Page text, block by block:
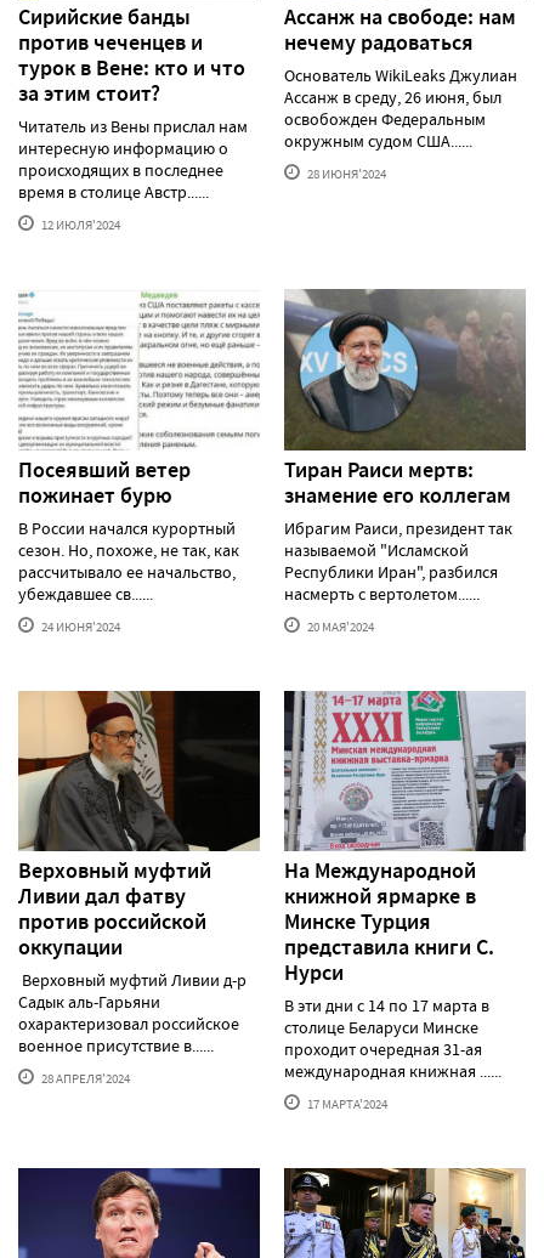
Сирийские банды
против чеченцев и
турок в Вене: кто и что
за этим стоит?
Читатель из Вены прислал нам
интересную информацию о
происходящих в последнее
время в столице Австр......
12 ИЮЛЯ'2024
Ассанж на свободе: нам
нечему радоваться
Основатель WikiLeaks Джулиан
Ассанж в среду, 26 июня, был
освобожден Федеральным
окружным судом США......
28 ИЮНЯ'2024
Посеявший ветер
пожинает бурю
В России начался курортный
сезон. Но, похоже, не так, как
рассчитывало ее начальство,
убеждавшее св......
24 ИЮНЯ'2024
Тиран Раиси мертв:
знамение его коллегам
Ибрагим Раиси, президент так
называемой "Исламской
Республики Иран", разбился
насмерть с вертолетом......
20 МАЯ'2024
Верховный муфтий
Ливии дал фатву
против российской
оккупации
Верховный муфтий Ливии д-р
Садык аль-Гарьяни
охарактеризовал российское
военное присутствие в......
28 АПРЕЛЯ'2024
На Международной
книжной ярмарке в
Минске Турция
представила книги С.
Нурси
В эти дни с 14 по 17 марта в
столице Беларуси Минске
проходит очередная 31-ая
международная книжная ......
17 МАРТА'2024